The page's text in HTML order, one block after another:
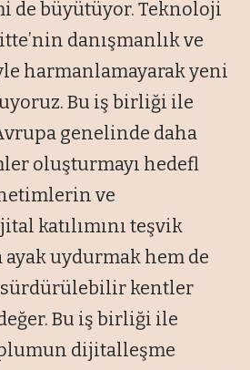
de büyütüyor. Teknoloji
danışmanlık ve
harmanlamayarak yeni
Bu iş birliği ile
genelinde daha
oluşturmayı hedefl
ve
katılımını teşvik
ayak uydurmak hem de
kentler
Bu iş birliği ile
dijitalleşme